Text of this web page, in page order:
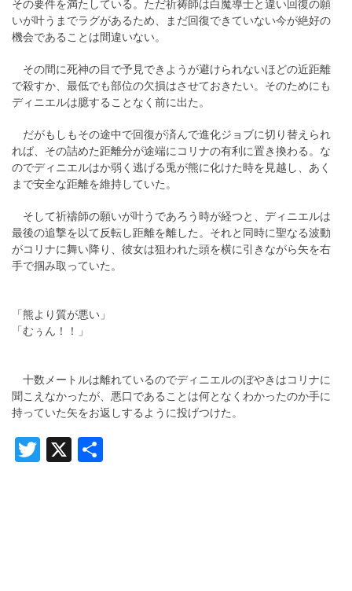
その要件を満たしている。ただ祈祷師は白魔導士と違い回復の願
いが叶うまでラグがあるため、まだ回復できていない今が絶好の
機会であることは間違いない。
その間に死神の目で予見できようが避けられないほどの近距離
で殺すか、最低でも部位の欠損はさせておきたい。そのためにも
ディニエルは臆することなく前に出た。
だがもしもその途中で回復が済んで進化ジョブに切り替えられ
れば、その詰めた距離分が途端にコリナの有利に置き換わる。な
のでディニエルはか弱く逃げる兎が熊に化けた時を見越し、あく
まで安全な距離を維持していた。
そして祈禱師の願いが叶うであろう時が経つと、ディニエルは
最後の追撃を以て反転し距離を離した。それと同時に聖なる波動
がコリナに舞い降り、彼女は狙われた頭を横に引きながら矢を右
手で掴み取っていた。
「熊より質が悪い」
「むぅん！！」
十数メートルは離れているのでディニエルのぼやきはコリナに
聞こえなかったが、悪口であることは何となくわかったのか手に
持っていた矢をお返しするように投げつけた。
Twitter
X